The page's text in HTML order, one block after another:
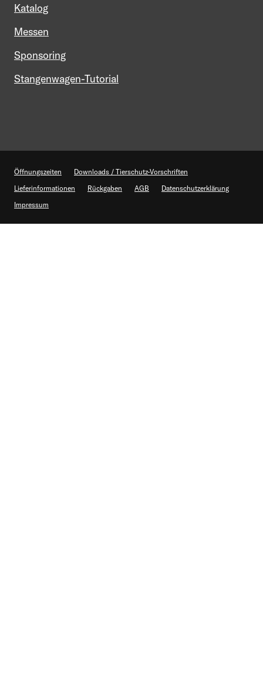
Katalog
Messen
Sponsoring
Stangenwagen-Tutorial
Öffnungszeiten
Downloads / Tierschutz-Vorschriften
Lieferinformationen
Rückgaben AGB
Datenschutzerklärung
Impressum